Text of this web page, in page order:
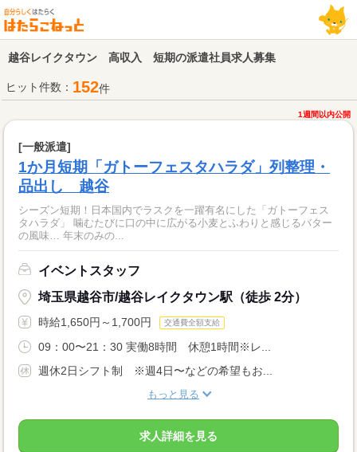
越谷レイクタウン 高収入 短期の派遣社員求人募集
ヒット件数： 152件
1週間以内公開
[一般派遣]
1か月短期「ガトーフェスタハラダ」列整理・
品出し 越谷
シーズン短期！日本国内でラスクを一躍有名にした「ガトーフェス
タハラダ」 噛むたびに口の中に広がる小麦とふわりと感じるバター
の風味… 年末のみの...
イベントスタッフ
埼玉県越谷市/越谷レイクタウン駅（徒歩 2分）
時給1,650円～1,700円 交通費全額支給
09：00〜21：30 実働8時間 休憩1時間※レ...
週休2日シフト制 ※週4日〜などの希望もお...
もっと見る
求人詳細を見る